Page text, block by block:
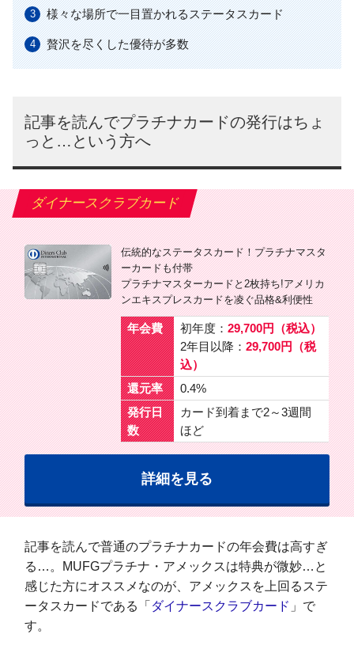
様々な場所で一目置かれるステータスカード
贅沢を尽くした優待が多数
記事を読んでプラチナカードの発行はちょ
っと…という方へ
ダイナースクラブカード
伝統的なステータスカード！プラチナマスタ
ーカードも付帯
プラチナマスターカードと2枚持ち!アメリカ
ンエキスプレスカードを凌ぐ品格&利便性
年会費 初年度： 29,700円（税込）
2年目以降： 29,700円（税
込）
還元率
0.4%
発行日
数
カード到着まで2～3週間
ほど
詳細を見る
記事を読んで普通のプラチナカードの年会費は高すぎ
る…。MUFGプラチナ・アメックスは特典が微妙…と
感じた方にオススメなのが、アメックスを上回るステ
ータスカードである「 ダイナースクラブカード 」で
す。